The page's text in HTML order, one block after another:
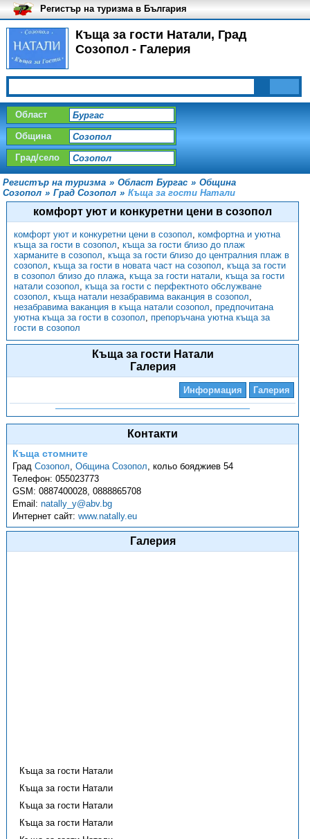
Къща за гости Натали, Град
Созопол - Галерия
Регистър на туризма в България
Област
Община
Град/село
Регистър на туризма » Област Бургас » Община
Созопол » Град Созопол » Къща за гости Натали
комфорт уют и конкуретни цени в созопол
комфорт уют и конкуретни цени в созопол, комфортна и уютна
къща за гости в созопол, къща за гости близо до плаж
харманите в созопол, къща за гости близо до централния плаж в
созопол, къща за гости в новата част на созопол, къща за гости
в созопол близо до плажа, къща за гости натали, къща за гости
натали созопол, къща за гости с перфектното обслужване
созопол, къща натали незабравима ваканция в созопол,
незабравима ваканция в къща натали созопол, предпочитана
уютна къща за гости в созопол, препоръчана уютна къща за
гости в созопол
Къща за гости Натали
Галерия
Информация Галерия
Контакти
Къща стомните
ГрадСозопол,Община Созопол,кольо бояджиев 54
Телефон:055023773
GSM:0887400028, 0888865708
Email:natally_y@abv.bg
Интернет сайт:www.natally.eu
Галерия
Къща за гости Натали
Къща за гости Натали
Къща за гости Натали
Къща за гости Натали